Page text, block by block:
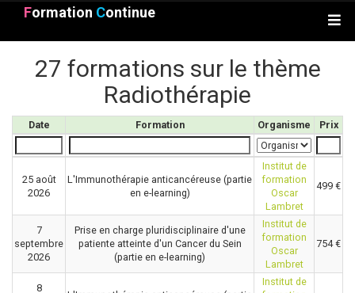
Formation Continue
27 formations sur le thème
Radiothérapie
Date Formation Organisme Prix
25 août
2026
L'Immunothérapie anticancéreuse (partie
en e-learning)
Institut de
formation
Oscar
Lambret
499 €
7
septembre
2026
Prise en charge pluridisciplinaire d'une
patiente atteinte d'un Cancer du Sein
(partie en e-learning)
Institut de
formation
Oscar
Lambret
754 €
8
Institut de